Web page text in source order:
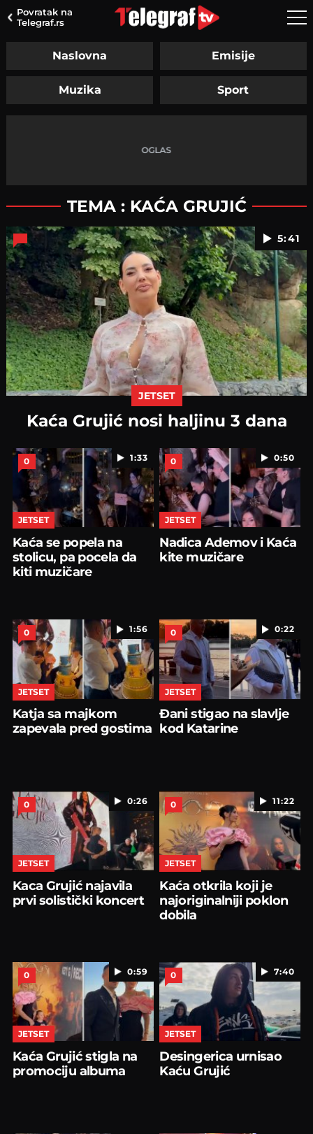
Povratak na
Telegraf.rs
Naslovna Emisije
Muzika Sport
TEMA : KAĆA GRUJIĆ
5:41
JETSET
Kaća Grujić nosi haljinu 3 dana
1:33
0
JETSET
Kaća se popela na
stolicu, pa pocela da
kiti muzičare
0:50
0
JETSET
Nadica Ademov i Kaća
kite muzičare
1:56
0
JETSET
Katja sa majkom
zapevala pred gostima
0:22
0
JETSET
Đani stigao na slavlje
kod Katarine
0:26
0
JETSET
Kaca Grujić najavila
prvi solistički koncert
11:22
0
JETSET
Kaća otkrila koji je
najoriginalniji poklon
dobila
0:59
0
JETSET
Kaća Grujić stigla na
promociju albuma
7:40
0
JETSET
Desingerica urnisao
Kaću Grujić